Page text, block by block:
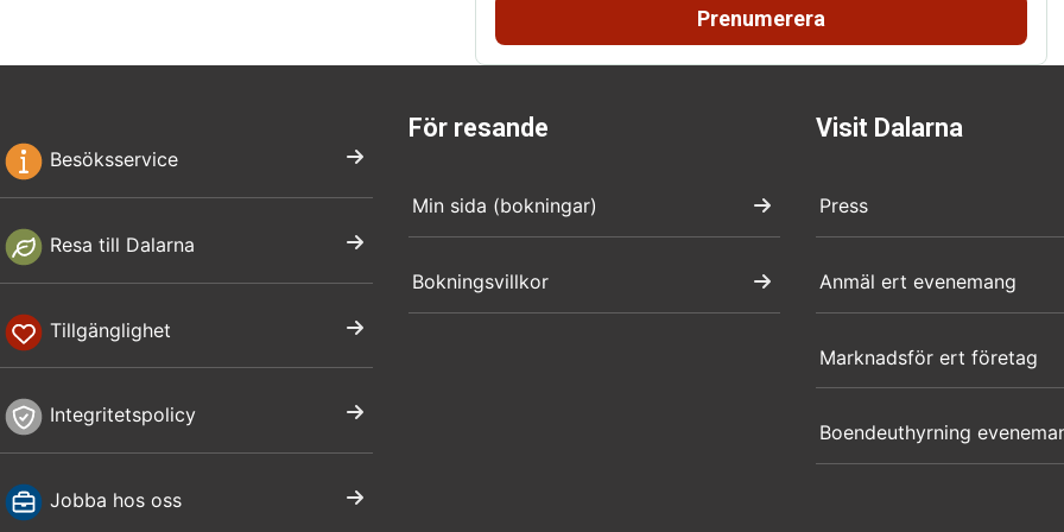
Prenumerera
Besöksservice
Resa till Dalarna
Tillgänglighet
Integritetspolicy
Jobba hos oss
För resande
Min sida (bokningar)
Bokningsvillkor
Visit Dalarna
Press
Anmäl ert evenemang
Marknadsför ert företag
Boendeuthyrning